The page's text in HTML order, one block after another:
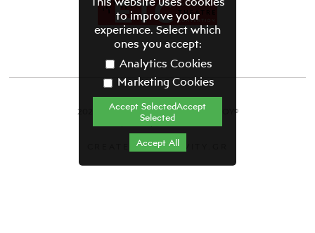
2021 ΘΕΑΤΡΙΚΟΣ ΟΡΓΑΝΙΣΜΟΣ ΚΥΠΡΟΥ©
Όροι & Προϋποθέσεις
CREATED BY GRAVITY.GR
to improve your
experience. Select which
ones you accept:
Analytics Cookies
Marketing Cookies
Accept SelectedAccept
Selected
Accept All